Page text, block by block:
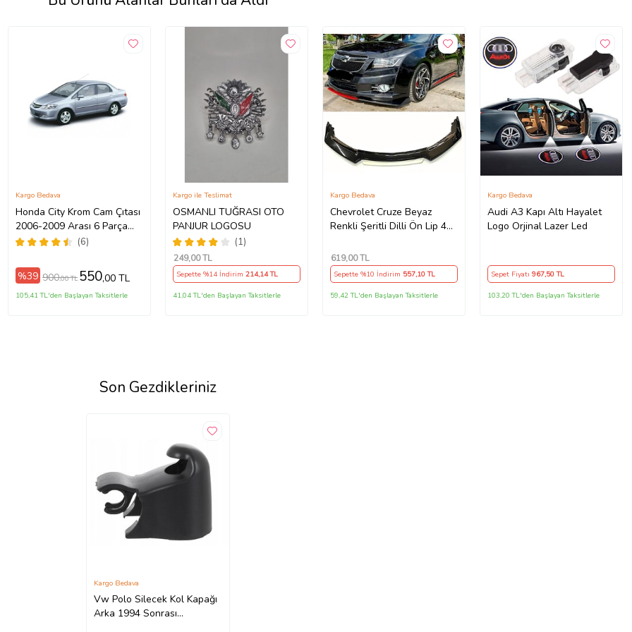
Honda City Krom Cam Çıtası
2006-2009 Arası 6 Parça
Paslanmaz Çelik
(6)
Kargo Bedava
%39 900,00 TL 550,00 TL
105,41 TL'den Başlayan Taksitlerle
OSMANLI TUĞRASI OTO
PANJUR LOGOSU
(1)
Kargo ile Teslimat
249,00 TL
Sepette %14 İndirim 214,14 TL
41,04 TL'den Başlayan Taksitlerle
Chevrolet Cruze Beyaz
Renkli Şeritli Dilli Ön Lip 4
Kargo Bedava
619,00 TL
Sepette %10 İndirim 557,10 TL
59,42 TL'den Başlayan Taksitlerle
Audi A3 Kapı Altı Hayalet
Logo Orjinal Lazer Led
Kargo Bedava
Sepet Fiyatı967,50 TL
103,20 TL'den Başlayan Taksitlerle
Son Gezdikleriniz
Vw Polo Silecek Kol Kapağı
Arka 1994 Sonrası
Kargo Bedava